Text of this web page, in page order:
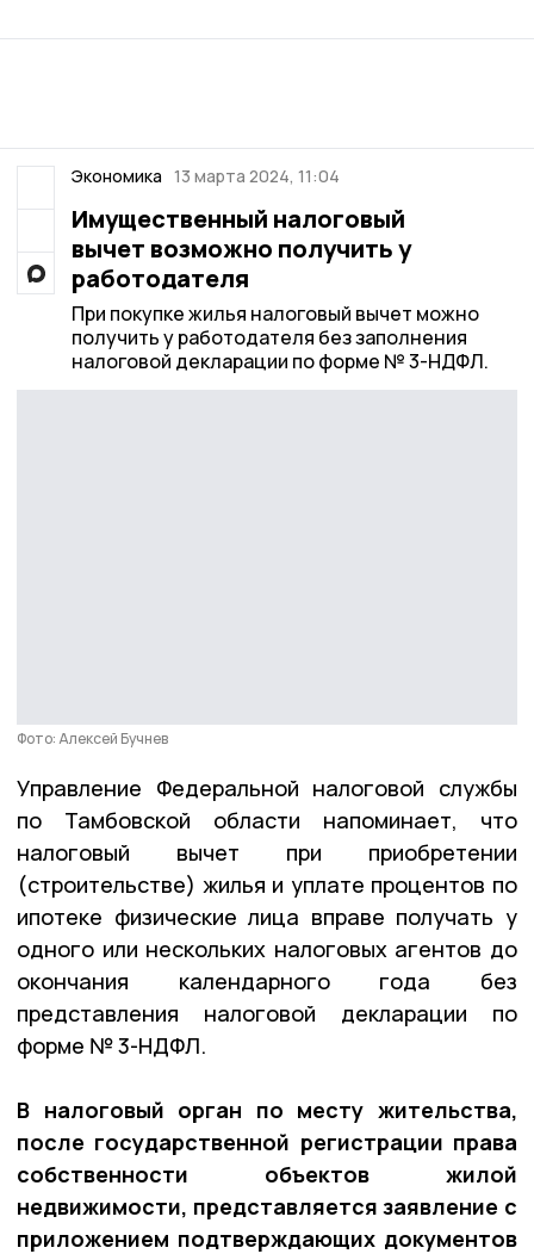
Экономика 13 марта 2024, 11:04
Имущественный налоговый
вычет возможно получить у
работодателя
При покупке жилья налоговый вычет можно
получить у работодателя без заполнения
налоговой декларации по форме № 3-НДФЛ.
Фото: Алексей Бучнев
Управление Федеральной налоговой службы
по Тамбовской области напоминает, что
налоговый вычет при приобретении
(строительстве) жилья и уплате процентов по
ипотеке физические лица вправе получать у
одного или нескольких налоговых агентов до
окончания календарного года без
представления налоговой декларации по
форме № 3-НДФЛ.
В налоговый орган по месту жительства,
после государственной регистрации права
собственности объектов жилой
недвижимости, представляется заявление с
приложением подтверждающих документов